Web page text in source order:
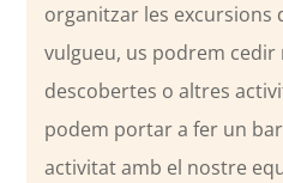
organitzar les excursions
vulgueu, us podrem
descobertes o altres
podem portar a fer un
activitat amb el nostre